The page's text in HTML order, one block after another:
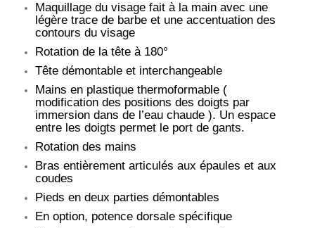
Maquillage du visage fait à la main avec une
légère trace de barbe et une accentuation des
contours du visage
Rotation de la tête à 180°
Tête démontable et interchangeable
Mains en plastique thermoformable (
modification des positions des doigts par
immersion dans de l’eau chaude ). Un espace
entre les doigts permet le port de gants.
Rotation des mains
Bras entièrement articulés aux épaules et aux
coudes
Pieds en deux parties démontables
En option, potence dorsale spécifique